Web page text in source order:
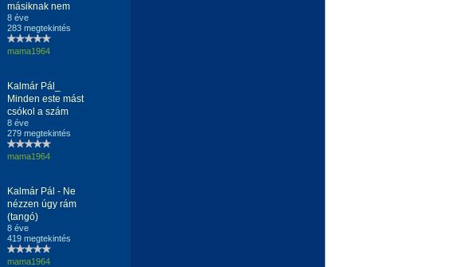
másiknak nem
8 éve
283 megtekintés
mama1964
Kalmár Pál_
Minden este mást
csókol a szám
8 éve
279 megtekintés
mama1964
Kalmár Pál - Ne
nézzen úgy rám
(tangó)
8 éve
419 megtekintés
mama1964